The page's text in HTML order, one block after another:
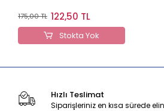
175,00 TL 122,50 TL
Stokta Yok
Hızlı Teslimat
Siparişleriniz en kısa sürede